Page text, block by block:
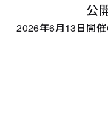
公
2026年6月13日開催